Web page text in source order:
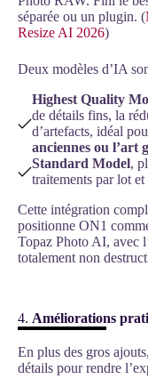
séparée ou un plugin. (
Resize AI 2026)
Deux modèles d’IA
Highest Quality
de détails fins, la
d’artefacts, idéal
anciennes ou l’art
Standard Model,
traitements par lot
Cette intégration
positionne ON1
Topaz Photo AI, avec
totalement non
4. Améliorations
En plus des gros
détails pour rendre